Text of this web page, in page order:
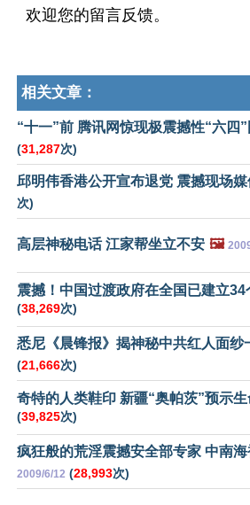
欢迎您的留言反馈。
相关文章：
“十一”前 腾讯网惊现极震撼性“六四
(31,287次)
邱明伟香港公开宣布退党 震撼现场媒
次)
高层神秘电话 江家帮坐立不安 🖼️
震撼！中国过渡政府在全国已建立34
(38,269次)
悉尼《晨锋报》揭神秘中共红人面纱
(21,666次)
奇特的人类鞋印 新疆“奥帕茨”预示生
(39,825次)
疯狂般的荒淫震撼安全部专家 中南
2009/6/12 (28,993次)